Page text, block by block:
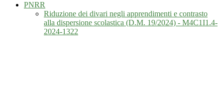
PNRR
Riduzione dei divari negli apprendimenti e contrasto
alla dispersione scolastica (D.M. 19/2024) - M4C1I1.4-
2024-1322